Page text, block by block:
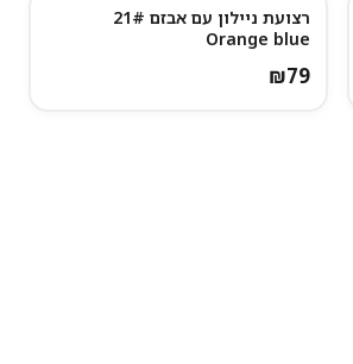
נותרו מעט
רצועת ניילון עם אבזם 21#
Orange blue
₪79